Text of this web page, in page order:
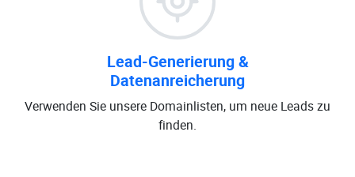
Lead-Generierung &
Datenanreicherung
Verwenden Sie unsere Domainlisten, um neue Leads zu
finden.